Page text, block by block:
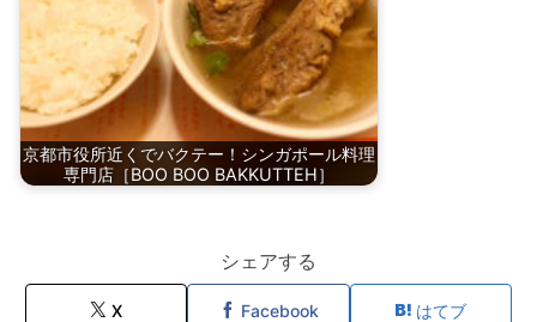
京都市役所近くでバクテー！シンガポール料理
専門店［BOO BOO BAKKUTTEH］
シェアする
X Facebook はてブ